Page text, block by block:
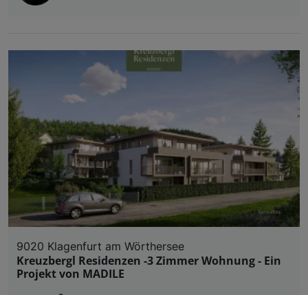
9020 Klagenfurt am Wörthersee
Kreuzbergl Residenzen -3 Zimmer Wohnung - Ein
Projekt von MADILE